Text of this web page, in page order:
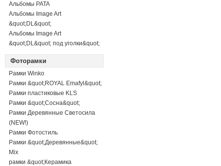
Альбомы PATA
Альбомы Image Art
&quot;DL&quot;
Альбомы Image Art
&quot;DL&quot; под уголки&quot;
Фоторамки
Рамки Winko
Рамки &quot;ROYAL Emafyl&quot;
Рамки пластиковые KLS
Рамки &quot;Сосна&quot;
Рамки Деревянные Светосила
(NEW!)
Рамки Фотостиль
Рамки &quot;Деревянные&quot;
Mix
рамки &quot;Керамика